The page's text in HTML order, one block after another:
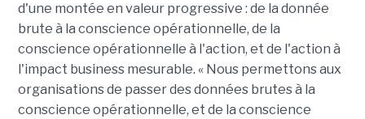
d'une montée en valeur progressive : de la donnée
brute à la conscience opérationnelle, de la
conscience opérationnelle à l'action, et de l'action à
l'impact business mesurable. « Nous permettons aux
organisations de passer des données brutes à la
conscience opérationnelle, et de la conscience